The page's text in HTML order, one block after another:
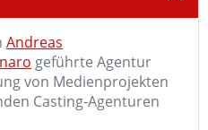
Andreas
geführte Agentur
von Medienprojekten
Casting-Agenturen